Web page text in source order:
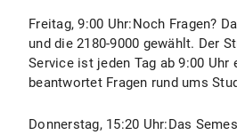
Freitag, 9:00 Uhr:Noch Fragen?
und die 2180-9000 gewählt. Der
Service ist jeden Tag ab 9:00 Uhr
beantwortet Fragen rund ums
Donnerstag, 15:20 Uhr:Das